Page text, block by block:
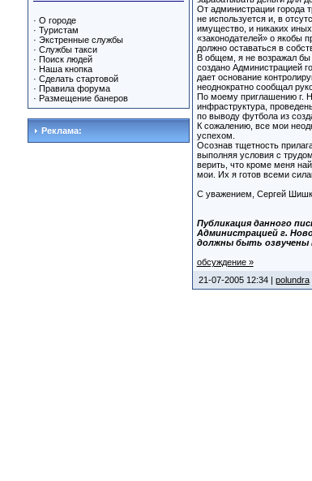
· О городе
· Туристам
· Экстренные службы
· Службы такси
· Поиск людей
· Наша кнопка
· Сделать стартовой
· Правила форума
· Размещение банеров
Реклама:
От администрации города
не используется и, в
имущество, и никаких
«законодателей» о якобы
должно оставаться в
В общем, я не возражал бы
создано Администрацией
дает основание
неоднократно сообщал
По моему приглашению г.
инфраструктура,
по выводу футбола из
К сожалению, все мои
успехом.
Осознав тщетность
выполняя условия с
верить, что кроме меня
мои. Их я готов всеми
С уважением, Сергей
Публикация данного
Администрацией г.
должны быть озвучены
обсуждение »
21-07-2005 12:34 | polundra